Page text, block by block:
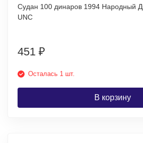
Судан 100 динаров 1994 Народный Дворец
UNC
451 ₽
Осталась 1 шт.
В корзину